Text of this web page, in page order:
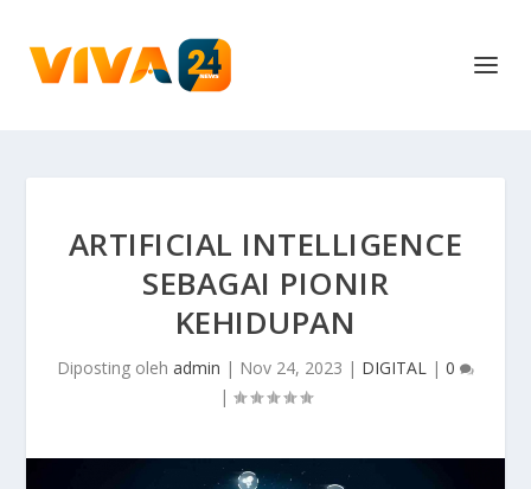
ARTIFICIAL INTELLIGENCE
SEBAGAI PIONIR
KEHIDUPAN
Diposting oleh admin | Nov 24, 2023 | DIGITAL | 0
|